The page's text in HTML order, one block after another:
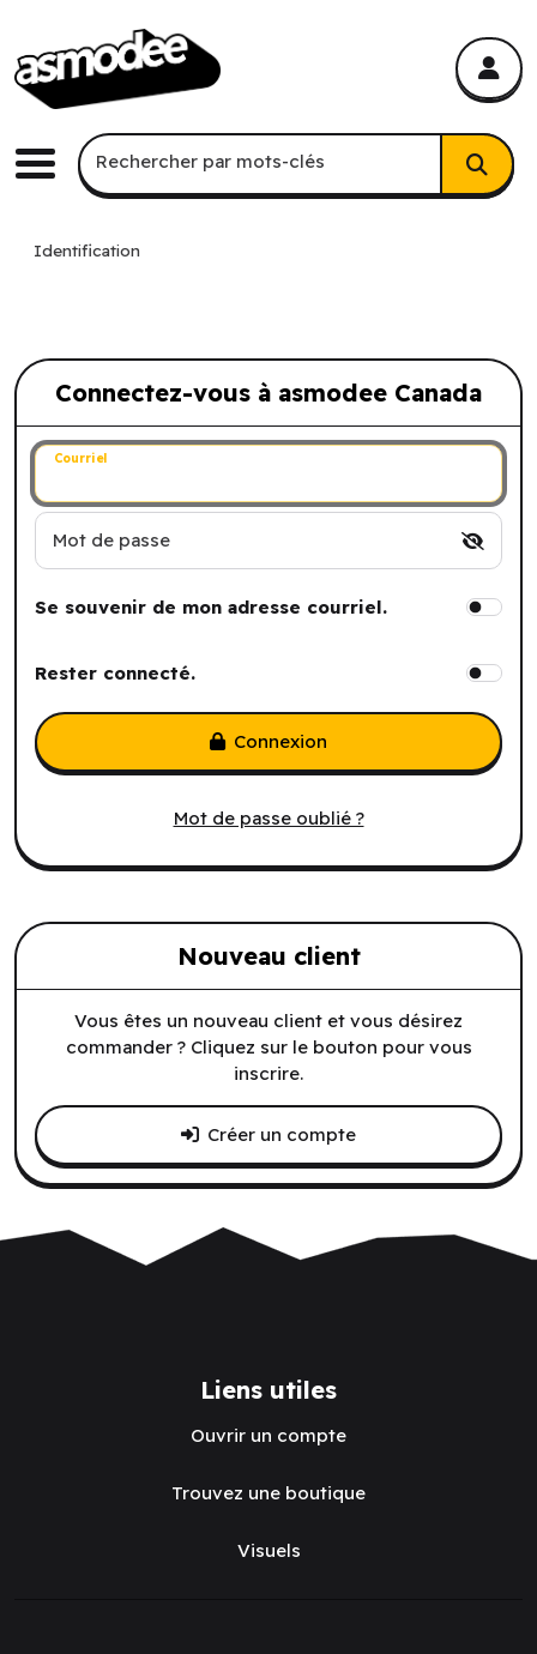
Menu
Recherche par mots-clés
Rechercher par mots-clés
Identification
Connectez-vous à asmodee Canada
Connectez-vous à asmodee Canada
Courriel
Mot de passe
Se souvenir de mon adresse courriel.
Rester connecté.
Mot de passe oublié ?
Connexion
Nouveau client
Vous êtes un nouveau client et vous désirez
commander ? Cliquez sur le bouton pour vous
inscrire.
Créer un compte
Liens utiles
Ouvrir un compte
Trouvez une boutique
Visuels